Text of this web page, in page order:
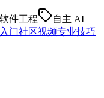
软件工程
自主 AI
门社区视频专业技巧